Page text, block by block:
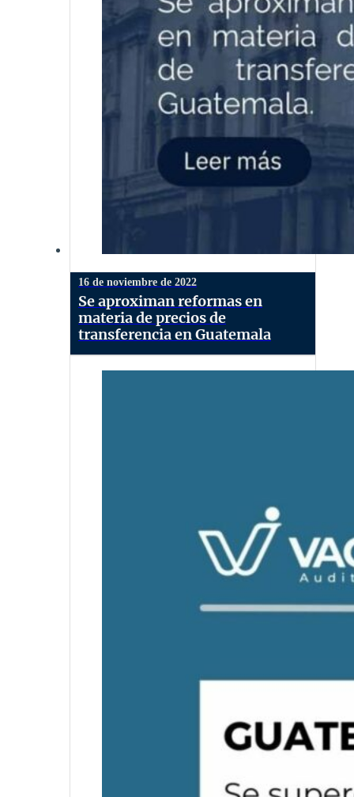
16 de noviembre de 2022
Se aproximan reformas en
materia de precios de
transferencia en Guatemala